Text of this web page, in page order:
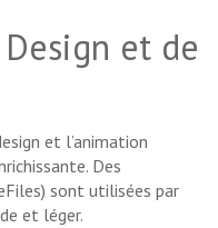
et de
et l’animation
Des
sont utilisées par
et léger.